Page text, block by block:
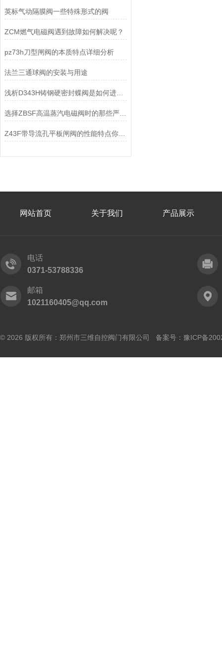
英标气动隔膜阀一些特殊形式的阀
ZCM燃气电磁阀遇到故障如何解决呢？
pz73h刀型闸阀的本质特点详细分析
法兰三通球阀的安装与用途
浅析D343H铸钢硬密封蝶阀是如何进行工作的
选择ZBSF高温蒸汽电磁阀时的那些严格要求
Z43F带导流孔平板闸阀的性能特点你知道多少？
网站首页 关于我们 产品展示
电话
0371-53788336
邮箱
1021160405@qq.com
© 2026 版权所有：郑州市三维自控阀门有限公司 备案号： 豫ICP备